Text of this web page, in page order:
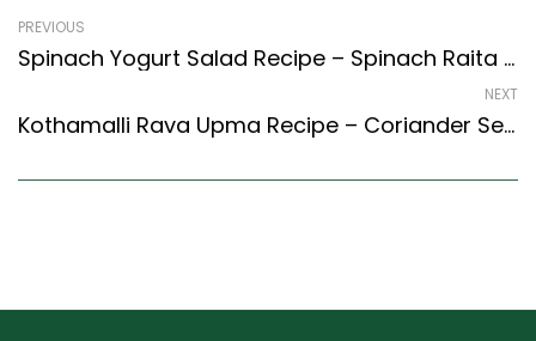
PREVIOUS
Spinach Yogurt Salad Recipe – Spinach Raita Recipe (Indian Style)
NEXT
Kothamalli Rava Upma Recipe – Coriander Semolina Pudding (Tamil Nadu Style)